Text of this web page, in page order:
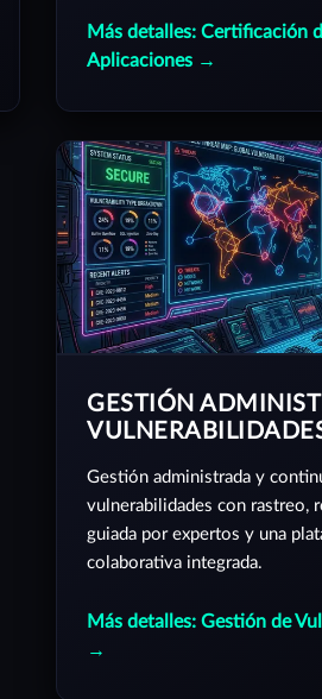
Más detalles: Certificación
Aplicaciones →
GESTIÓN
Gestión administrada y
vulnerabilidades con rastreo,
guiada por expertos y una
colaborativa integrada.
Más detalles: Gestión de
→